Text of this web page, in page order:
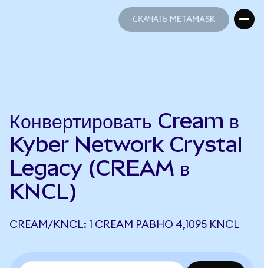
СКАЧАТЬ METAMASK
Конвертировать Cream в
Kyber Network Crystal
Legacy (CREAM в
KNCL)
CREAM/KNCL: 1 CREAM РАВНО 4,1095 KNCL